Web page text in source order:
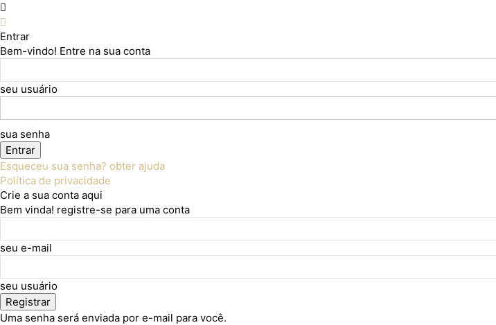
Entrar
Bem-vindo! Entre na sua conta
seu usuário
sua senha
Esqueceu sua senha? obter ajuda
Política de privacidade
Crie a sua conta aqui
Bem vinda! registre-se para uma conta
seu e-mail
seu usuário
Uma senha será enviada por e-mail para você.